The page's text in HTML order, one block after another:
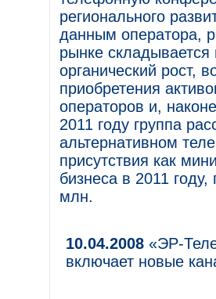
регионального
данным оператора,
рынке
органический рост,
приобретения
операторов и,
2011 году группа
альтернативном
присутствия как
бизнеса в 2011
млн.
10.04.2008 «ЭР-
включает новые